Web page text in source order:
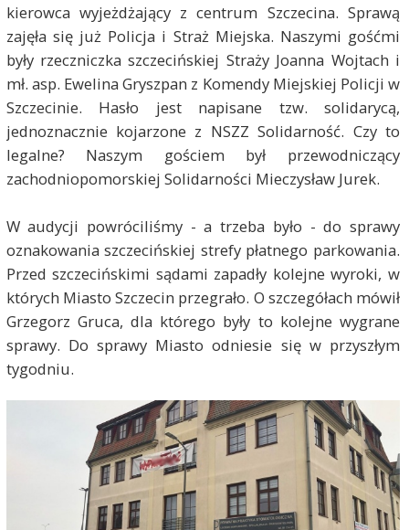
kierowca wyjeżdżający z centrum Szczecina. Sprawą
zajęła się już Policja i Straż Miejska. Naszymi gośćmi
były rzeczniczka szczecińskiej Straży Joanna Wojtach i
mł. asp. Ewelina Gryszpan z Komendy Miejskiej Policji w
Szczecinie. Hasło jest napisane tzw. solidarycą,
jednoznacznie kojarzone z NSZZ Solidarność. Czy to
legalne? Naszym gościem był przewodniczący
zachodniopomorskiej Solidarności Mieczysław Jurek.
W audycji powróciliśmy - a trzeba było - do sprawy
oznakowania szczecińskiej strefy płatnego parkowania.
Przed szczecińskimi sądami zapadły kolejne wyroki, w
których Miasto Szczecin przegrało. O szczegółach mówił
Grzegorz Gruca, dla którego były to kolejne wygrane
sprawy. Do sprawy Miasto odniesie się w przyszłym
tygodniu.